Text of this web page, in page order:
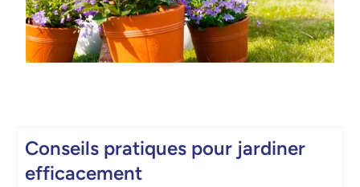
Conseils pratiques pour jardiner
efficacement